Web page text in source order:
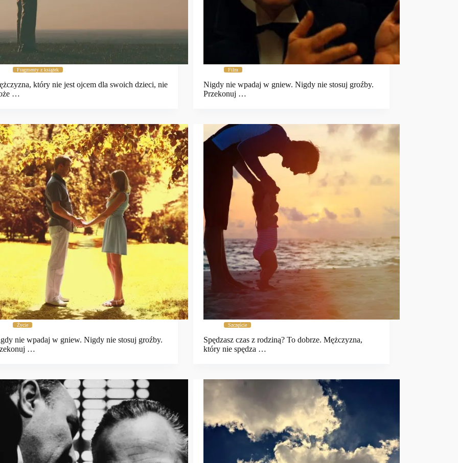
Fragmenty z książek
który nie jest ojcem dla swoich dzieci, nie
…
Film
Nigdy nie wpadaj w gniew. Nigdy nie stosuj groźby.
Przekonuj …
Życie
nie wpadaj w gniew. Nigdy nie stosuj groźby.
…
Szczęście
Spędzasz czas z rodziną? To dobrze. Mężczyzna,
który nie spędza …